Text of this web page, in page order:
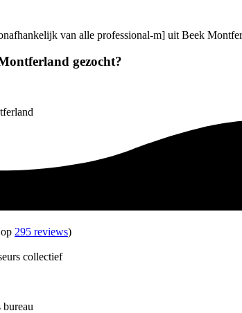
van alle professional-m] uit Beek
gezocht?
295 reviews)